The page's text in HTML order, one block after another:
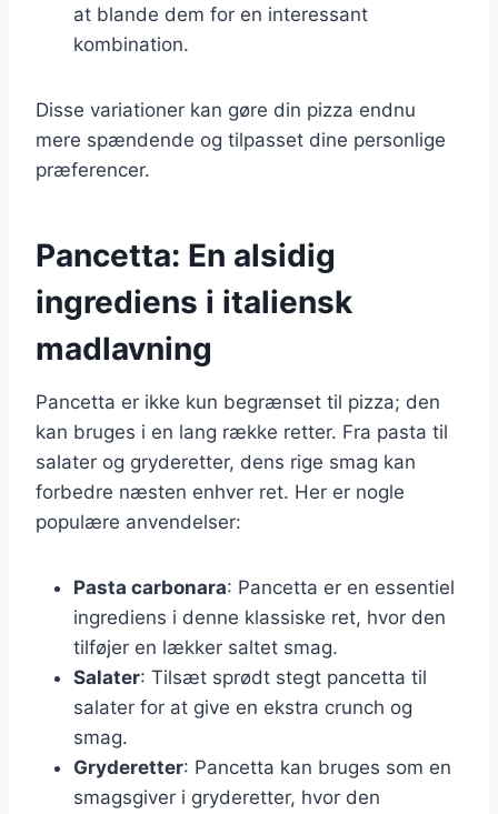
at blande dem for en interessant
kombination.
Disse variationer kan gøre din pizza endnu
mere spændende og tilpasset dine personlige
præferencer.
Pancetta: En alsidig
ingrediens i italiensk
madlavning
Pancetta er ikke kun begrænset til pizza; den
kan bruges i en lang række retter. Fra pasta til
salater og gryderetter, dens rige smag kan
forbedre næsten enhver ret. Her er nogle
populære anvendelser:
Pasta carbonara: Pancetta er en essentiel
ingrediens i denne klassiske ret, hvor den
tilføjer en lækker saltet smag.
Salater: Tilsæt sprødt stegt pancetta til
salater for at give en ekstra crunch og
smag.
Gryderetter: Pancetta kan bruges som en
smagsgiver i gryderetter, hvor den